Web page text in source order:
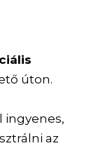
úton.
ingyenes,
az